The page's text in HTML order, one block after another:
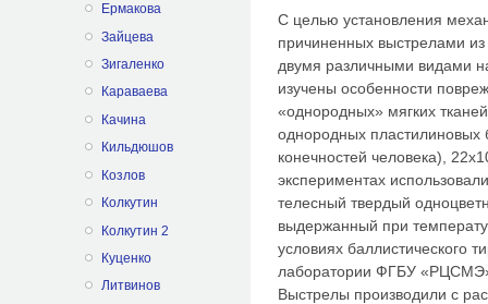
Ермакова
Зайцева
Зигаленко
Караваева
Качина
Кильдюшов
Козлов
Колкутин
Колкутин 2
Куценко
Литвинов
С целью установления
причиненных выстрелами
двумя различными видами
изучены особенности
«однородных» мягких
однородных
конечностей человека),
экспериментах
телесный твердый
выдержанный при
условиях баллистического
лаборатории ФГБУ
Выстрелы производили с